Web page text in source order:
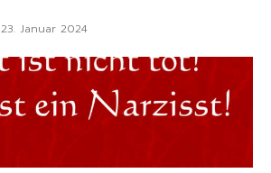
23. Januar 2024